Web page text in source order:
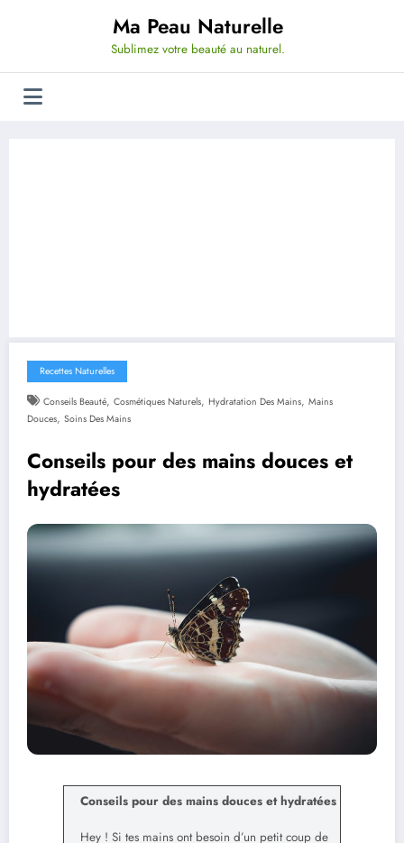
Ma Peau Naturelle
Sublimez votre beauté au naturel.
Recettes Naturelles
Conseils Beauté, Cosmétiques Naturels, Hydratation Des Mains, Mains
Douces, Soins Des Mains
Conseils pour des mains douces et
hydratées
Conseils pour des mains douces et hydratées
Hey ! Si tes mains ont besoin d’un petit coup de